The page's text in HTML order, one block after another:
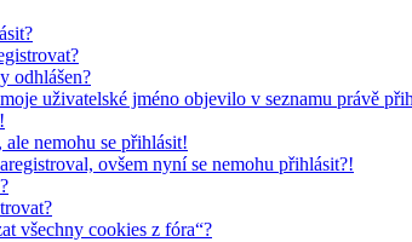
odhlášen?
uživatelské jméno objevilo v seznamu právě
ale nemohu se přihlásit!
ovšem nyní se nemohu přihlásit?!
všechny cookies z fóra“?